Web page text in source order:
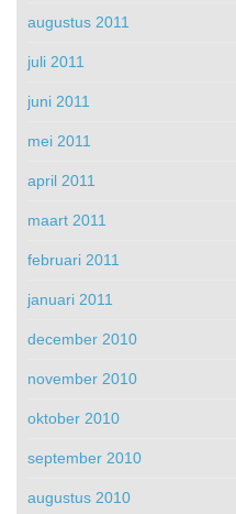
augustus 2011
juli 2011
juni 2011
mei 2011
april 2011
maart 2011
februari 2011
januari 2011
december 2010
november 2010
oktober 2010
september 2010
augustus 2010